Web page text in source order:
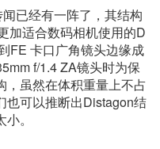
已经有一阵了，其结构
加适合数码相机使用的D
FE 卡口广角镜头边缘成
f/1.4 ZA镜头时为保
，虽然在体积重量上不占
也可以推断出Distagon结
。